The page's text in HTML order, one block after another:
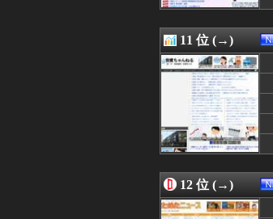
08/08 16:00
08/08 16:00
08/08 16:00
08/08 16:00
08/08 16:00
08/08 16:00
08/08 15:55
08/08 15:49
08/08 15:47
08/08 15:40
08/08 15:38
08/08 15:30
08/08 15:30
11 位 (→)
12 位 (→)